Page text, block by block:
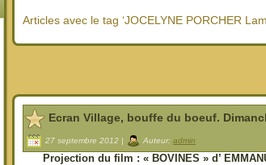
Articles avec le tag ‘JOCELYNE PORCHER
Ecran Village, bouffe du boeuf.
27 septembre 2012 | Auteur: admin
Projection du film : « BOVINES » d’